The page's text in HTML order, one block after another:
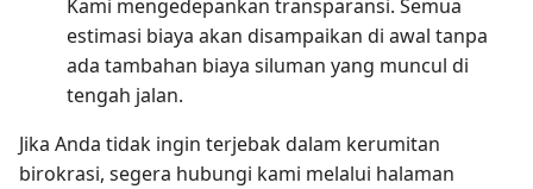
Kami mengedepankan transparansi. Semua
estimasi biaya akan disampaikan di awal tanpa
ada tambahan biaya siluman yang muncul di
tengah jalan.
Jika Anda tidak ingin terjebak dalam kerumitan
birokrasi, segera hubungi kami melalui halaman